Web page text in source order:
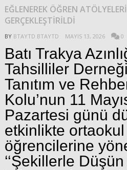
EĞLENEREK ÖĞREN
GERÇEKLEŞTİRİLDİ
BY BTAYTD BTAYTD MAYIS 13, 2026 0
Batı Trakya
Tahsilliler
Tanıtım ve
Kolu’nun 11
Pazartesi günü
etkinlikte ortaokul
öğrencilerine
‘‘Şekillerle Düşün